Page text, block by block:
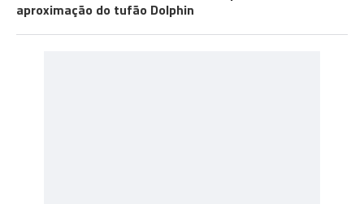
aproximação do tufão Dolphin